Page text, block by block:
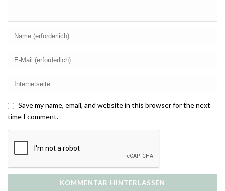
Save my name, email, and website in this browser for the next
time I comment.